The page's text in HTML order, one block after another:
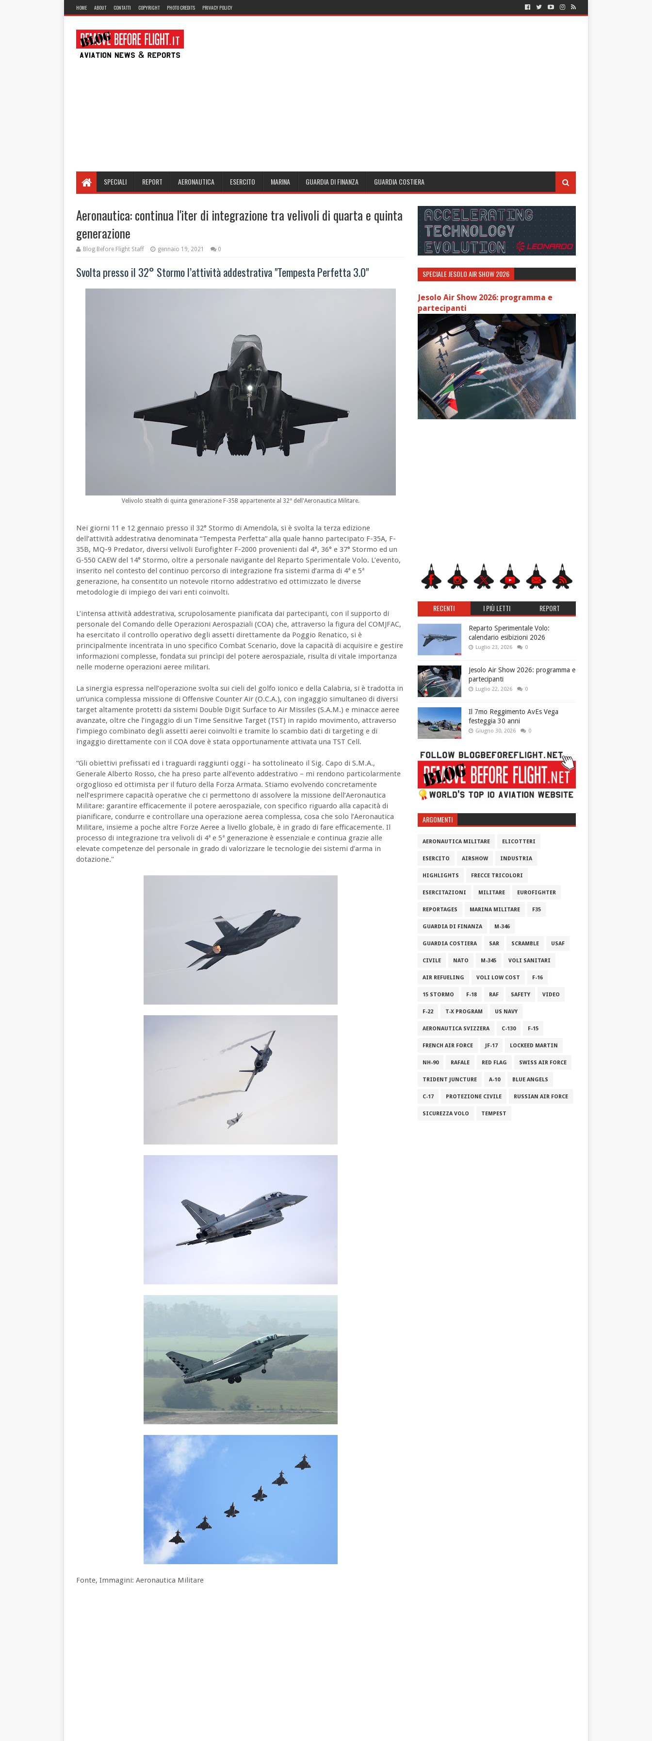
HOME ABOUT CONTATTI COPYRIGHT PHOTO CREDITS PRIVACY POLICY
SPECIALI REPORT AERONAUTICA ESERCITO MARINA GUARDIA DI FINANZA GUARDIA COSTIERA
Aeronautica: continua l'iter di integrazione tra velivoli di quarta e quinta
generazione
Blog Before Flight Staff gennaio 19, 2021 0
Svolta presso il 32° Stormo l’attività addestrativa "Tempesta Perfetta 3.0"
Velivolo stealth di quinta generazione F-35B appartenente al 32° dell'Aeronautica Militare.
Nei giorni 11 e 12 gennaio presso il 32° Stormo di Amendola, si è svolta la terza edizione
dell’attività addestrativa denominata “Tempesta Perfetta” alla quale hanno partecipato F-35A, F-
35B, MQ-9 Predator, diversi velivoli Eurofighter F-2000 provenienti dal 4°, 36° e 37° Stormo ed un
G-550 CAEW del 14° Stormo, oltre a personale navigante del Reparto Sperimentale Volo. L’evento,
inserito nel contesto del continuo percorso di integrazione fra sistemi d’arma di 4ª e 5ª
generazione, ha consentito un notevole ritorno addestrativo ed ottimizzato le diverse
metodologie di impiego dei vari enti coinvolti.
L’intensa attività addestrativa, scrupolosamente pianificata dai partecipanti, con il supporto di
personale del Comando delle Operazioni Aerospaziali (COA) che, attraverso la figura del COMJFAC,
ha esercitato il controllo operativo degli assetti direttamente da Poggio Renatico, si è
principalmente incentrata in uno specifico Combat Scenario, dove la capacità di acquisire e gestire
informazioni complesse, fondata sui princìpi del potere aerospaziale, risulta di vitale importanza
nelle moderne operazioni aeree militari.
La sinergia espressa nell’operazione svolta sui cieli del golfo ionico e della Calabria, si è tradotta in
un’unica complessa missione di Offensive Counter Air (O.C.A.), con ingaggio simultaneo di diversi
target altamente protetti da sistemi Double Digit Surface to Air Missiles (S.A.M.) e minacce aeree
avanzate, oltre che l’ingaggio di un Time Sensitive Target (TST) in rapido movimento, attraverso
l’impiego combinato degli assetti aerei coinvolti e tramite lo scambio dati di targeting e di
ingaggio direttamente con il COA dove è stata opportunamente attivata una TST Cell.
“Gli obiettivi prefissati ed i traguardi raggiunti oggi - ha sottolineato il Sig. Capo di S.M.A.,
Generale Alberto Rosso, che ha preso parte all’evento addestrativo – mi rendono particolarmente
orgoglioso ed ottimista per il futuro della Forza Armata. Stiamo evolvendo concretamente
nell’esprimere capacità operative che ci permettono di assolvere la missione dell’Aeronautica
Militare: garantire efficacemente il potere aerospaziale, con specifico riguardo alla capacità di
pianificare, condurre e controllare una operazione aerea complessa, cosa che solo l’Aeronautica
Militare, insieme a poche altre Forze Aeree a livello globale, è in grado di fare efficacemente. Il
processo di integrazione tra velivoli di 4ª e 5ª generazione è essenziale e continua grazie alle
elevate competenze del personale in grado di valorizzare le tecnologie dei sistemi d’arma in
dotazione."
Fonte, Immagini: Aeronautica Militare
SPECIALE JESOLO AIR SHOW 2026
Jesolo Air Show 2026: programma e
partecipanti
RECENTI I PIÙ LETTI REPORT
Reparto Sperimentale Volo:
calendario esibizioni 2026
Luglio 23, 2026 0
Jesolo Air Show 2026: programma e
partecipanti
Luglio 22, 2026 0
Il 7mo Reggimento AvEs Vega
festeggia 30 anni
Giugno 30, 2026 0
ARGOMENTI
AERONAUTICA MILITARE ELICOTTERI
ESERCITO AIRSHOW INDUSTRIA
HIGHLIGHTS FRECCE TRICOLORI
ESERCITAZIONI MILITARE EUROFIGHTER
REPORTAGES MARINA MILITARE F35
GUARDIA DI FINANZA M-346
GUARDIA COSTIERA SAR SCRAMBLE USAF
CIVILE NATO M-345 VOLI SANITARI
AIR REFUELING VOLI LOW COST F-16
15 STORMO F-18 RAF SAFETY VIDEO
F-22 T-X PROGRAM US NAVY
AERONAUTICA SVIZZERA C-130 F-15
FRENCH AIR FORCE JF-17 LOCKEED MARTIN
NH-90 RAFALE RED FLAG SWISS AIR FORCE
TRIDENT JUNCTURE A-10 BLUE ANGELS
C-17 PROTEZIONE CIVILE RUSSIAN AIR FORCE
SICUREZZA VOLO TEMPEST